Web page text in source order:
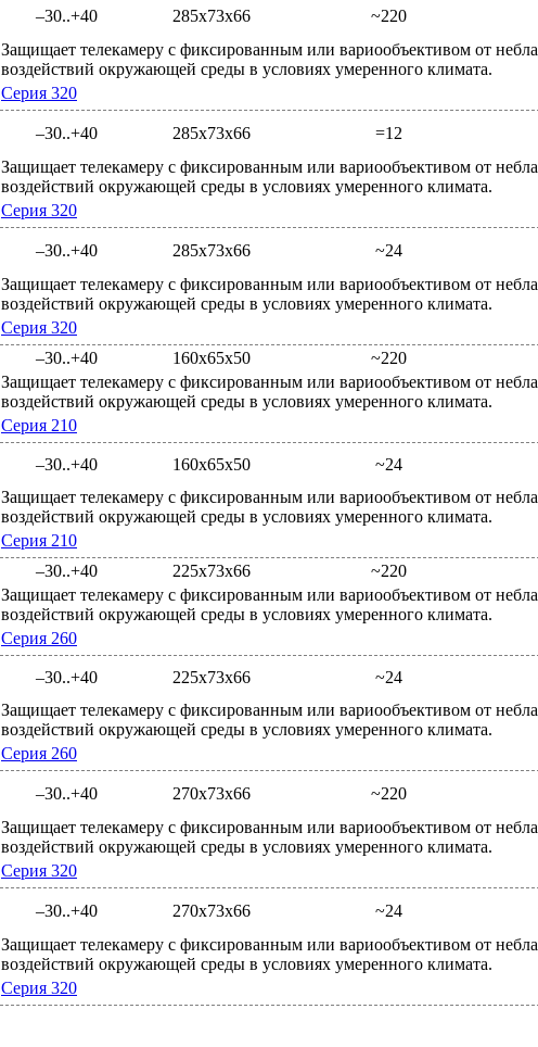
–30..+40 285x73x66 ~220
Защищает телекамеру с фиксированным или вариообъективом от
воздействий окружающей среды в условиях умеренного климата.
Серия 320
–30..+40 285x73x66 =12
Защищает телекамеру с фиксированным или вариообъективом от
воздействий окружающей среды в условиях умеренного климата.
Серия 320
–30..+40 285x73x66 ~24
Защищает телекамеру с фиксированным или вариообъективом от
воздействий окружающей среды в условиях умеренного климата.
Серия 320
–30..+40
160x65x50 ~220
Защищает телекамеру с фиксированным или вариообъективом от
воздействий окружающей среды в условиях умеренного климата.
Серия 210
–30..+40 160x65x50 ~24
Защищает телекамеру с фиксированным или вариообъективом от
воздействий окружающей среды в условиях умеренного климата.
Серия 210
–30..+40
225x73x66 ~220
Защищает телекамеру с фиксированным или вариообъективом от
воздействий окружающей среды в условиях умеренного климата.
Серия 260
–30..+40 225x73x66 ~24
Защищает телекамеру с фиксированным или вариообъективом от
воздействий окружающей среды в условиях умеренного климата.
Серия 260
–30..+40 270х73х66 ~220
Защищает телекамеру с фиксированным или вариообъективом от
воздействий окружающей среды в условиях умеренного климата.
Серия 320
–30..+40 270х73х66 ~24
Защищает телекамеру с фиксированным или вариообъективом от
воздействий окружающей среды в условиях умеренного климата.
Серия 320